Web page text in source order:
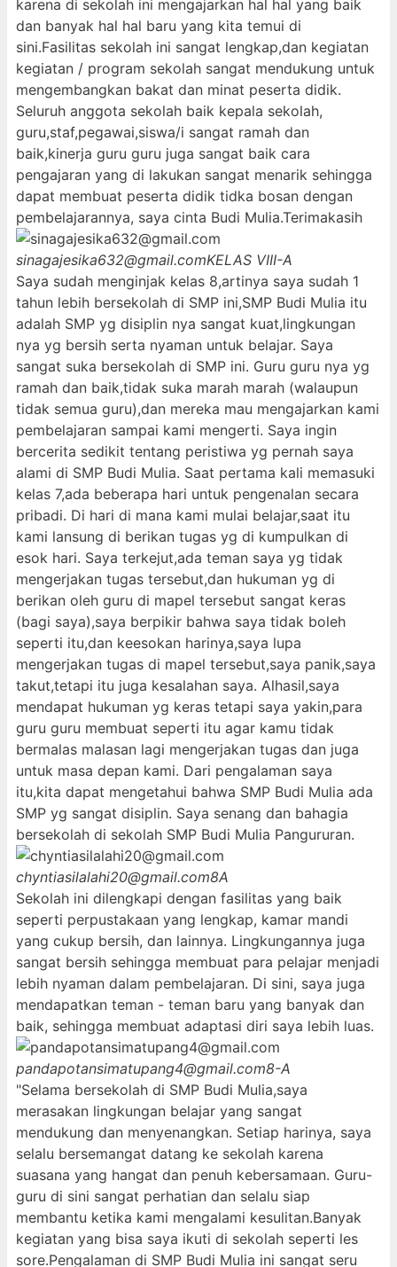
karena di sekolah ini mengajarkan hal hal yang baik
dan banyak hal hal baru yang kita temui di
sini.Fasilitas sekolah ini sangat lengkap,dan kegiatan
kegiatan / program sekolah sangat mendukung untuk
mengembangkan bakat dan minat peserta didik.
Seluruh anggota sekolah baik kepala sekolah,
guru,staf,pegawai,siswa/i sangat ramah dan
baik,kinerja guru guru juga sangat baik cara
pengajaran yang di lakukan sangat menarik sehingga
dapat membuat peserta didik tidka bosan dengan
pembelajarannya, saya cinta Budi Mulia.Terimakasih
sinagajesika632@gmail.comKELAS VIII-A
Saya sudah menginjak kelas 8,artinya saya sudah 1
tahun lebih bersekolah di SMP ini,SMP Budi Mulia itu
adalah SMP yg disiplin nya sangat kuat,lingkungan
nya yg bersih serta nyaman untuk belajar. Saya
sangat suka bersekolah di SMP ini. Guru guru nya yg
ramah dan baik,tidak suka marah marah (walaupun
tidak semua guru),dan mereka mau mengajarkan kami
pembelajaran sampai kami mengerti. Saya ingin
bercerita sedikit tentang peristiwa yg pernah saya
alami di SMP Budi Mulia. Saat pertama kali memasuki
kelas 7,ada beberapa hari untuk pengenalan secara
pribadi. Di hari di mana kami mulai belajar,saat itu
kami lansung di berikan tugas yg di kumpulkan di
esok hari. Saya terkejut,ada teman saya yg tidak
mengerjakan tugas tersebut,dan hukuman yg di
berikan oleh guru di mapel tersebut sangat keras
(bagi saya),saya berpikir bahwa saya tidak boleh
seperti itu,dan keesokan harinya,saya lupa
mengerjakan tugas di mapel tersebut,saya panik,saya
takut,tetapi itu juga kesalahan saya. Alhasil,saya
mendapat hukuman yg keras tetapi saya yakin,para
guru guru membuat seperti itu agar kamu tidak
bermalas malasan lagi mengerjakan tugas dan juga
untuk masa depan kami. Dari pengalaman saya
itu,kita dapat mengetahui bahwa SMP Budi Mulia ada
SMP yg sangat disiplin. Saya senang dan bahagia
bersekolah di sekolah SMP Budi Mulia Pangururan.
chyntiasilalahi20@gmail.com8A
Sekolah ini dilengkapi dengan fasilitas yang baik
seperti perpustakaan yang lengkap, kamar mandi
yang cukup bersih, dan lainnya. Lingkungannya juga
sangat bersih sehingga membuat para pelajar menjadi
lebih nyaman dalam pembelajaran. Di sini, saya juga
mendapatkan teman - teman baru yang banyak dan
baik, sehingga membuat adaptasi diri saya lebih luas.
pandapotansimatupang4@gmail.com8-A
"Selama bersekolah di SMP Budi Mulia,saya
merasakan lingkungan belajar yang sangat
mendukung dan menyenangkan. Setiap harinya, saya
selalu bersemangat datang ke sekolah karena
suasana yang hangat dan penuh kebersamaan. Guru-
guru di sini sangat perhatian dan selalu siap
membantu ketika kami mengalami kesulitan.Banyak
kegiatan yang bisa saya ikuti di sekolah seperti les
sore.Pengalaman di SMP Budi Mulia ini sangat seru